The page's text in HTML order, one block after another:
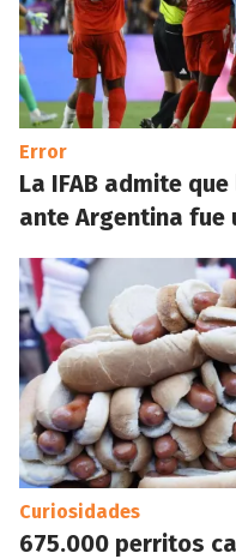
Error
La IFAB admite
ante Argentina
Curiosidades
675.000 perritos